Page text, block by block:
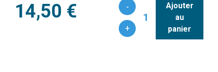
14,50 €
Ajouter
au
panier
-
+
1